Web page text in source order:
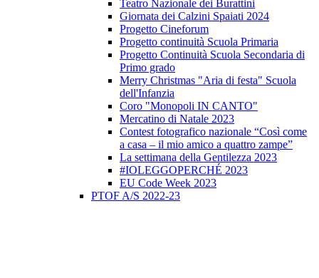
Teatro Nazionale dei Burattini
Giornata dei Calzini Spaiati 2024
Progetto Cineforum
Progetto continuità Scuola Primaria
Progetto Continuità Scuola Secondaria di
Primo grado
Merry Christmas "Aria di festa" Scuola
dell'Infanzia
Coro "Monopoli IN CANTO"
Mercatino di Natale 2023
Contest fotografico nazionale “Così come
a casa – il mio amico a quattro zampe”
La settimana della Gentilezza 2023
#IOLEGGOPERCHÉ 2023
EU Code Week 2023
PTOF A/S 2022-23